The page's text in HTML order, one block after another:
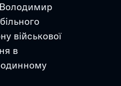
Володимир
військової
в